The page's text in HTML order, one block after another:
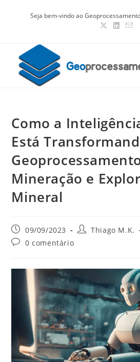
Seja bem-vindo ao
Como a
Está
Mineração e
Mineral
09/09/2023 Thiago M.K.
0 comentário